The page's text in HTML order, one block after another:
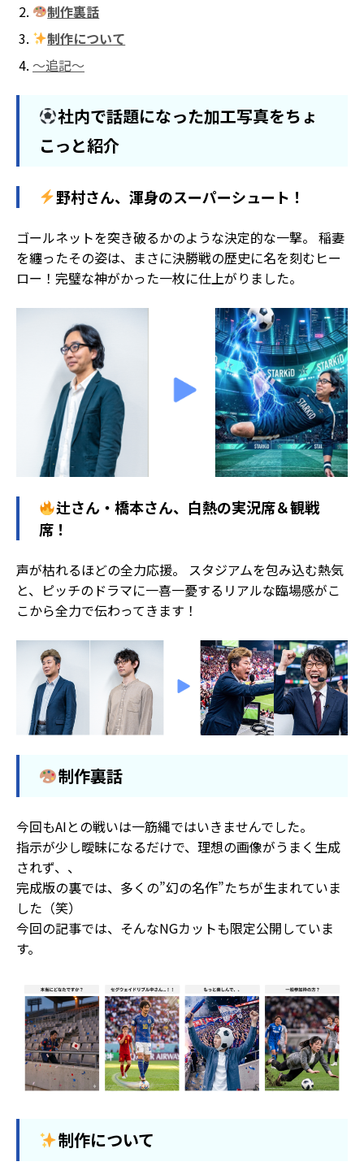
制作裏話
制作について
〜追記〜
社内で話題になった加工写真をちょ
こっと紹介
野村さん、渾身のスーパーシュート！
ゴールネットを突き破るかのような決定的な一撃。 稲妻
を纏ったその姿は、まさに決勝戦の歴史に名を刻むヒー
ロー！完璧な神がかった一枚に仕上がりました。
辻さん・橋本さん、白熱の実況席＆観戦
席！
声が枯れるほどの全力応援。 スタジアムを包み込む熱気
と、ピッチのドラマに一喜一憂するリアルな臨場感がこ
こから全力で伝わってきます！
制作裏話
今回もAIとの戦いは一筋縄ではいきませんでした。
指示が少し曖昧になるだけで、理想の画像がうまく生成
されず、、
完成版の裏では、多くの”幻の名作”たちが生まれていま
した（笑）
今回の記事では、そんなNGカットも限定公開していま
す。
制作について